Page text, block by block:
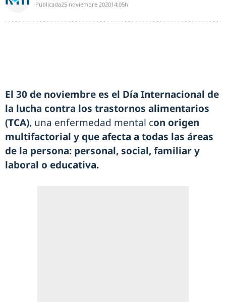
Publicada25 noviembre 202014:05h
El 30 de noviembre es el Día Internacional de
la lucha contra los trastornos alimentarios
(TCA), una enfermedad mental con origen
multifactorial y que afecta a todas las áreas
de la persona: personal, social, familiar y
laboral o educativa.